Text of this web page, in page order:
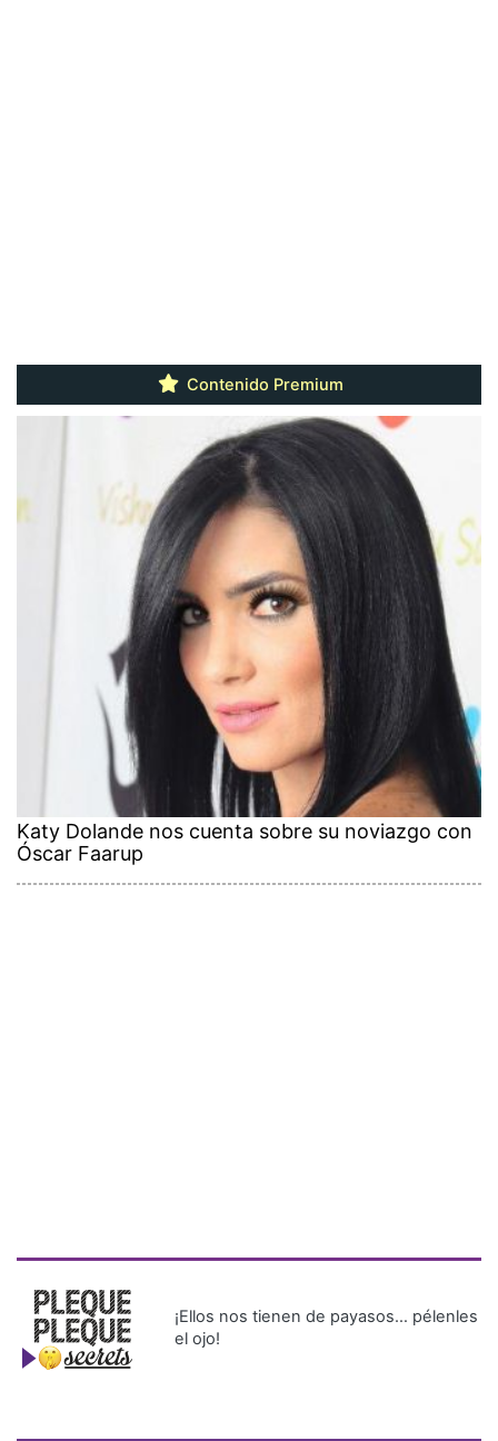
Contenido Premium
Katy Dolande nos cuenta sobre su noviazgo con
Óscar Faarup
¡Ellos nos tienen de payasos… pélenles
el ojo!